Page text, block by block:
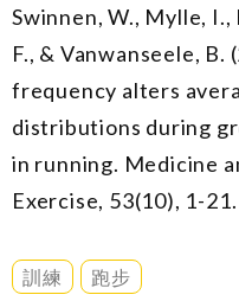
Swinnen, W., Mylle,
F., & Vanwanseele,
frequency alters
distributions during
in running. Medicine
Exercise, 53(10), 1-21.
訓練 跑步